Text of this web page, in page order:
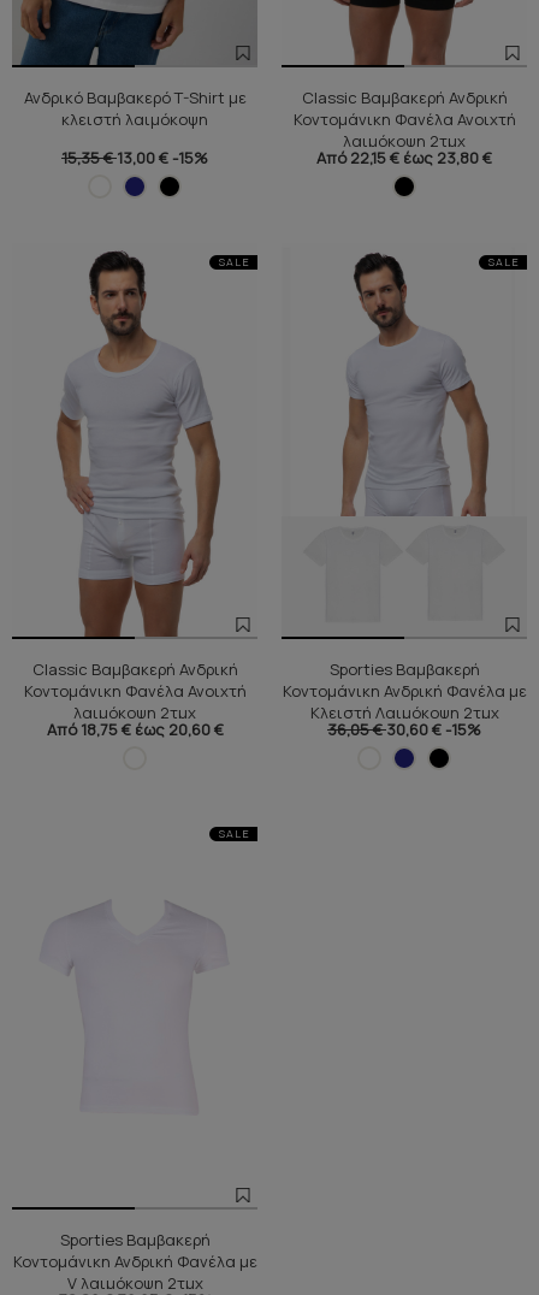
Ανδρικό Βαμβακερό T-Shirt με
κλειστή λαιμόκοψη
15,35 €13,00 € -15%
Classic Βαμβακερή Ανδρική
Κοντομάνικη Φανέλα Ανοιχτή
λαιμόκοψη 2τμχ
Από 22,15 € έως 23,80 €
SALE
Classic Βαμβακερή Ανδρική
Κοντομάνικη Φανέλα Ανοιχτή
λαιμόκοψη 2τμχ
Από 18,75 € έως 20,60 €
SALE
Sporties Βαμβακερή
Κοντομάνικη Ανδρική Φανέλα με
Κλειστή Λαιμόκοψη 2τμχ
36,05 €30,60 € -15%
SALE
Sporties Βαμβακερή
Κοντομάνικη Ανδρική Φανέλα με
V λαιμόκοψη 2τμχ